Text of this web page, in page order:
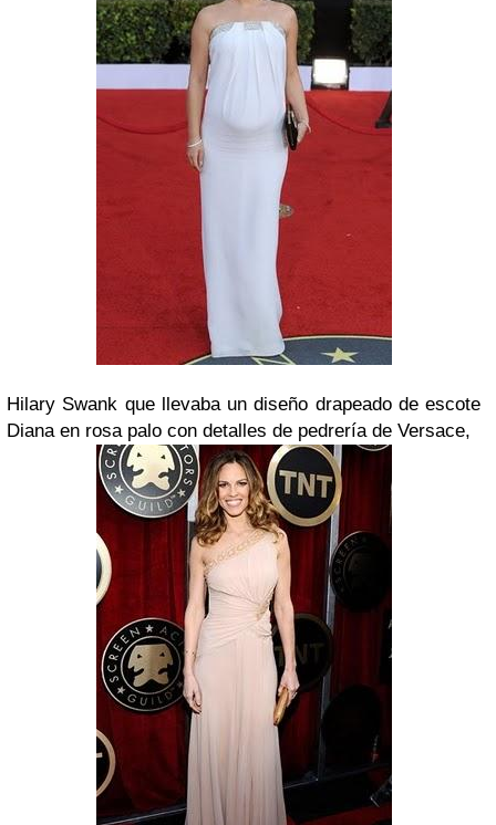
Hilary Swank que llevaba un diseño drapeado de escote
Diana en rosa palo con detalles de pedrería de Versace,